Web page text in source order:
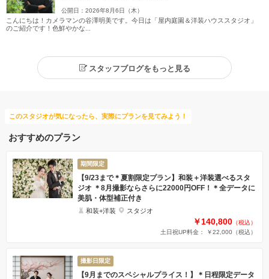
公開日：2026年8月6日（木）
こんにちは！カメラマンの谷澤明美です。今日は「屋内庭園＆洋装ハウススタジオ」
のご紹介です！色鮮やかな...
スタッフブログをもっと見る
このスタジオが気になったら、実際にプランを見てみよう！
おすすめのプラン
期間限定
【9/23まで＊夏割限定プラン】和装＋洋装選べるスタ
ジオ ＊8月撮影ならさらに22000円OFF！＊全データに
美肌・体型補正付き
和装+洋装 スタジオ
￥140,800 （税込）
土日祝UP料金： ￥22,000 （税込）
撮影日限定
【9月までのスペシャルプライス！】＊日程限定データ